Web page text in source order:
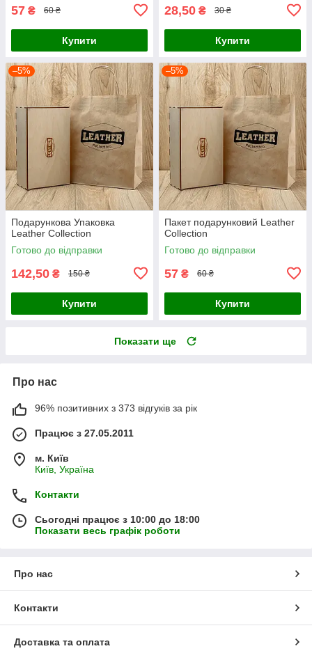
57 ₴ 60 ₴
Купити
28,50 ₴ 30 ₴
Купити
–5%
Подарункова Упаковка
Leather Collection
Готово до відправки
142,50 ₴ 150 ₴
Купити
–5%
Пакет подарунковий Leather
Collection
Готово до відправки
57 ₴ 60 ₴
Купити
Показати ще
Про нас
96% позитивних з 373 відгуків за рік
Працює з 27.05.2011
м. Київ
Київ, Україна
Контакти
Сьогодні працює з 10:00 до 18:00
Показати весь графік роботи
Про нас
Контакти
Доставка та оплата